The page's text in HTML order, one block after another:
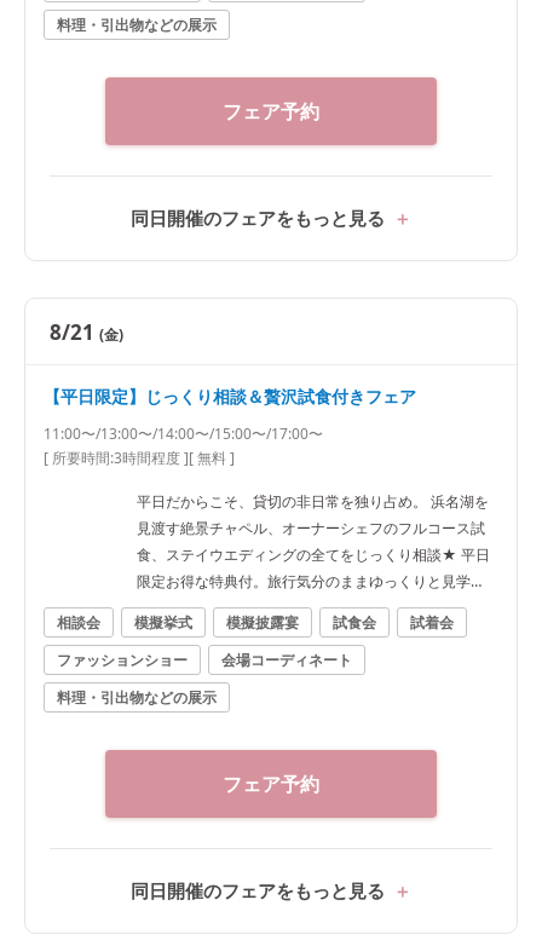
料理・引出物などの展示
フェア予約
同日開催のフェアをもっと見る
8/21 (金)
【平日限定】じっくり相談＆贅沢試食付きフェア
11:00〜/13:00〜/14:00〜/15:00〜/17:00〜
[ 所要時間:3時間程度][ 無料 ]
平日だからこそ、貸切の非日常を独り占め。 浜名湖を
見渡す絶景チャペル、オーナーシェフのフルコース試
食、ステイウエディングの全てをじっくり相談★ 平日
限定お得な特典付。旅行気分のままゆっくりと見学
を！
相談会 模擬挙式 模擬披露宴 試食会
試着会
ファッションショー
会場コーディネート
料理・引出物などの展示
フェア予約
同日開催のフェアをもっと見る